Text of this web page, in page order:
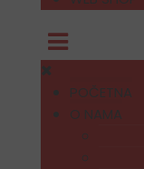
POČETNA
O NAMA